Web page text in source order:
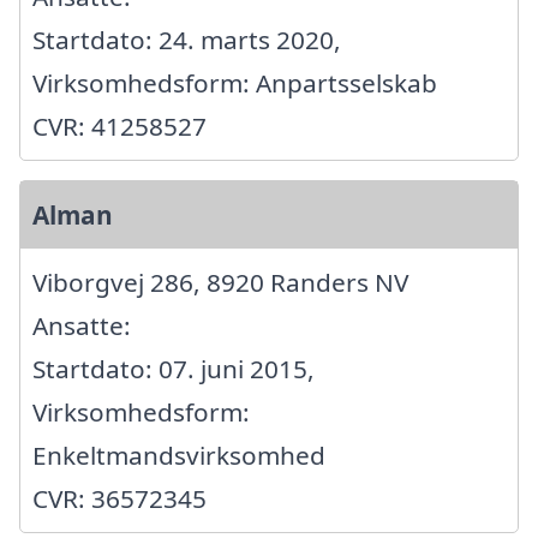
Startdato: 24. marts 2020,
Virksomhedsform: Anpartsselskab
CVR: 41258527
Alman
Viborgvej 286, 8920 Randers NV
Ansatte:
Startdato: 07. juni 2015,
Virksomhedsform:
Enkeltmandsvirksomhed
CVR: 36572345